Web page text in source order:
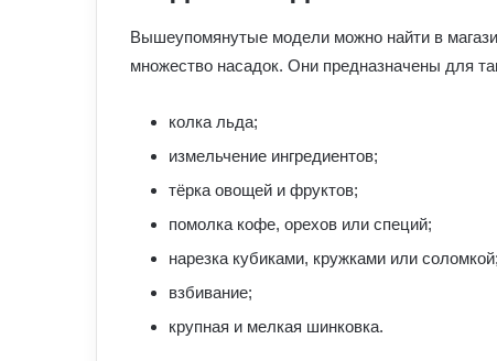
Вышеупомянутые модели можно найти в
множество насадок. Они предназначены для
колка льда;
измельчение ингредиентов;
тёрка овощей и фруктов;
помолка кофе, орехов или специй;
нарезка кубиками, кружками или соломкой;
взбивание;
крупная и мелкая шинковка.